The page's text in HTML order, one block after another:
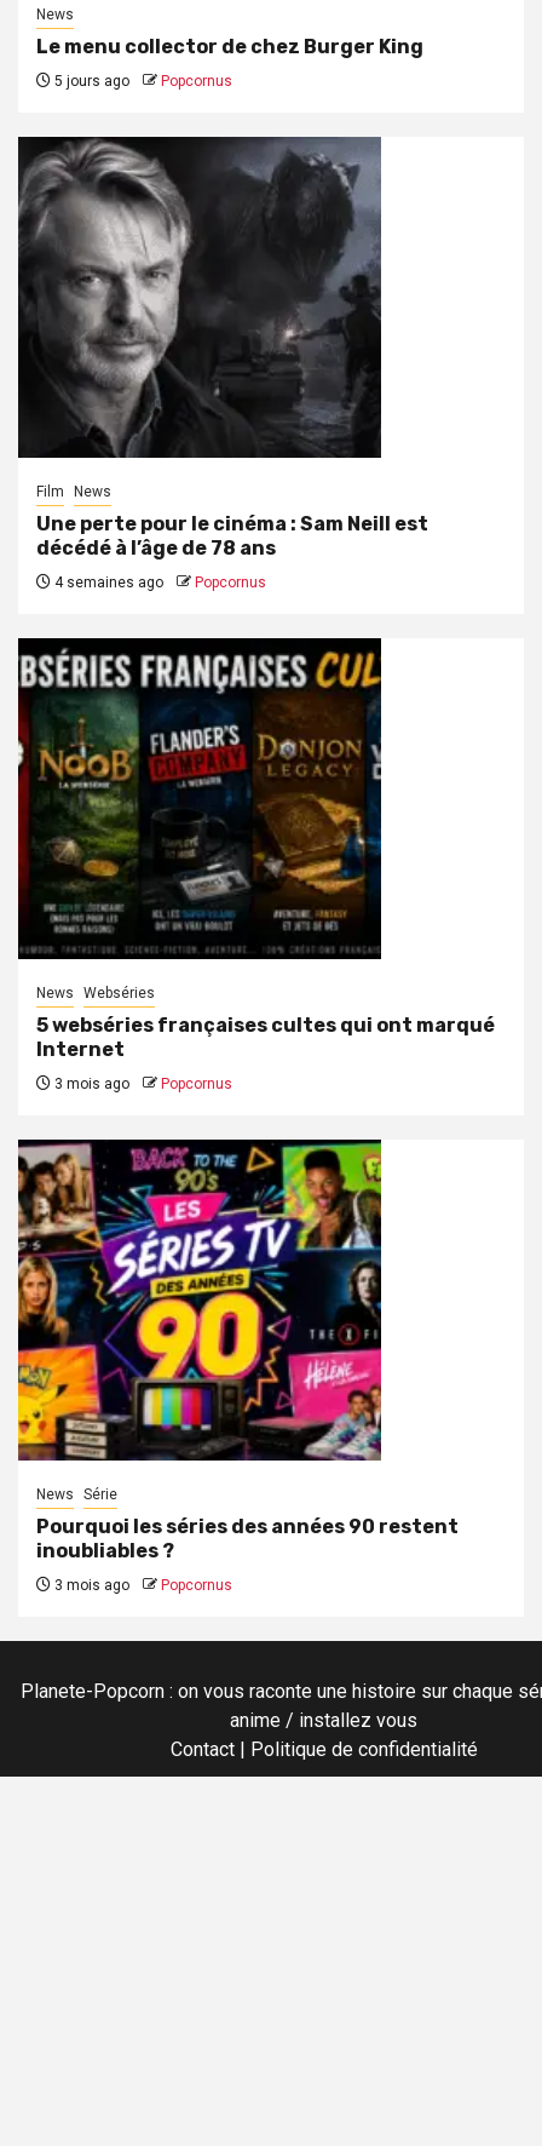
News
Le menu collector de chez Burger King
5 jours ago Popcornus
Film News
Une perte pour le cinéma : Sam Neill est
décédé à l’âge de 78 ans
4 semaines ago Popcornus
News Webséries
5 webséries françaises cultes qui ont marqué
Internet
3 mois ago Popcornus
News Série
Pourquoi les séries des années 90 restent
inoubliables ?
3 mois ago Popcornus
Planete-Popcorn : on vous raconte une histoire sur chaque
anime / installez vous
Contact| Politique de confidentialité